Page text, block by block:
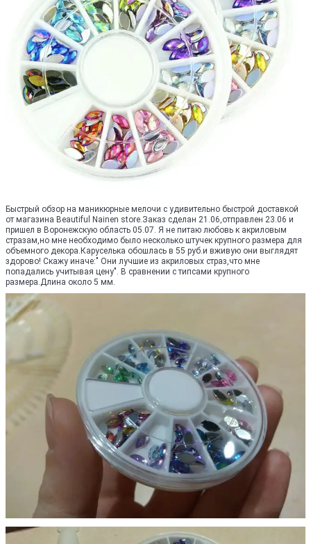
Быстрый обзор на маникюрные мелочи с удивительно быстрой доставкой
от магазина Beautiful Nainen store.Заказ сделан 21.06,отправлен 23.06 и
пришел в Воронежскую область 05.07. Я не питаю любовь к акриловым
стразам,но мне необходимо было несколько штучек крупного размера для
объемного декора.Каруселька обошлась в 55 руб.и вживую они выглядят
здорово! Скажу иначе:" Они лучшие из акриловых страз,что мне
попадались учитывая цену". В сравнении с типсами крупного
размера.Длина около 5 мм.